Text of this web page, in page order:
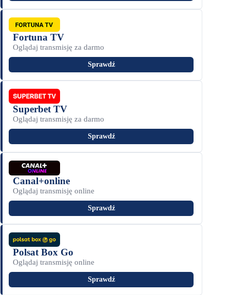
Fortuna TV
Oglądaj transmisję za darmo
Sprawdź
Superbet TV
Oglądaj transmisję za darmo
Sprawdź
Canal+online
Oglądaj transmisję online
Sprawdź
Polsat Box Go
Oglądaj transmisję online
Sprawdź